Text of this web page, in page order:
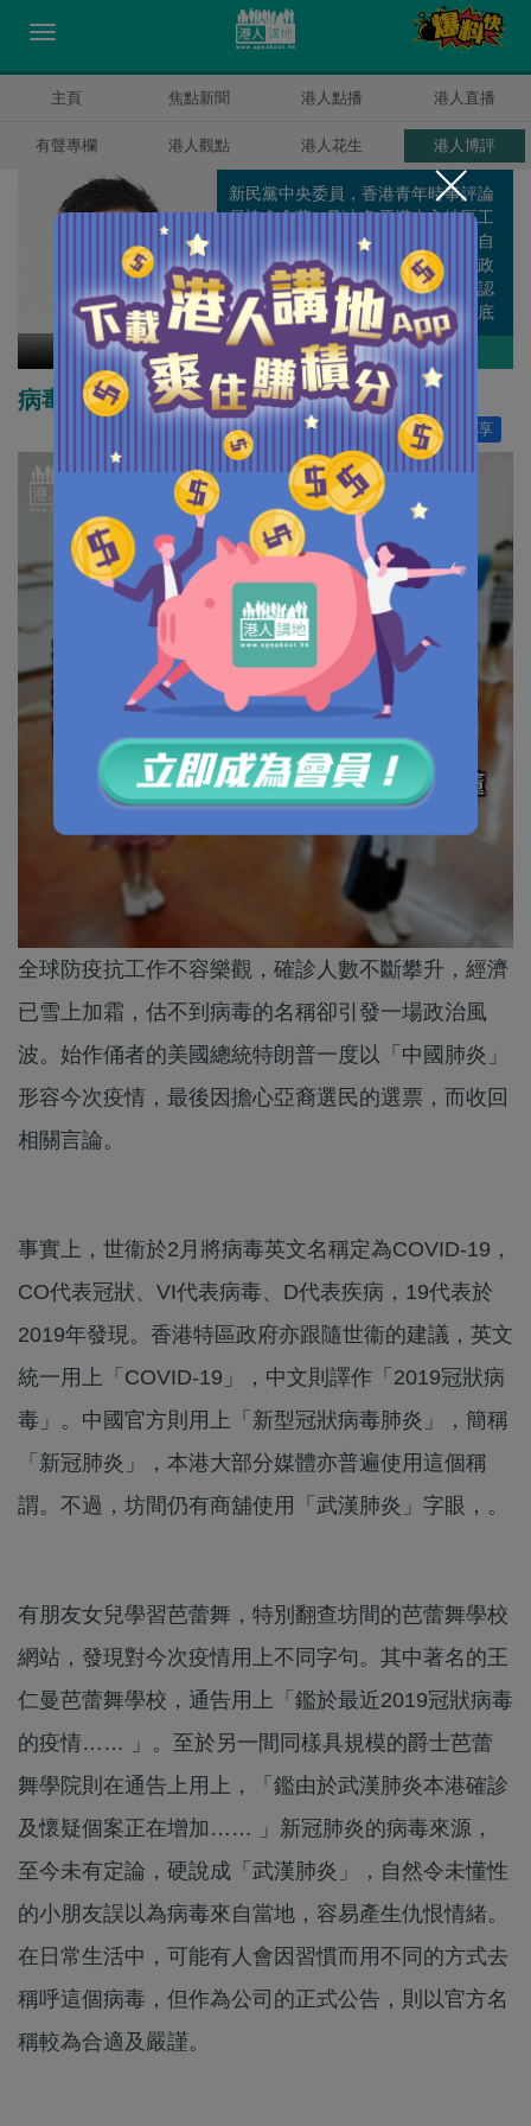
主頁 焦點新聞 港人點播 港人直播
有聲專欄 港人觀點 港人花生 港人博評
甘文鋒
新民黨中央委員，香港青年時事評論
員協會會董。剛由象牙塔走入地區工
作，遊走於理論與現實之間，不知自
己算是離地還是在地，但肯定任何政
策脫離社區都只會變成笑話，如果認
真就輸了，那就用輸家的身份走到底
吧。
作者其他博評
病毒稱謂應追求準確
分享
202
全球防疫抗工作不容樂觀，確診人數不斷攀升，經濟
已雪上加霜，估不到病毒的名稱卻引發一場政治風
波。始作俑者的美國總統特朗普一度以「中國肺炎」
形容今次疫情，最後因擔心亞裔選民的選票，而收回
相關言論。
事實上，世衞於2月將病毒英文名稱定為COVID-19，
CO代表冠狀、VI代表病毒、D代表疾病，19代表於
2019年發現。香港特區政府亦跟隨世衞的建議，英文
統一用上「COVID-19」，中文則譯作「2019冠狀病
毒」。中國官方則用上「新型冠狀病毒肺炎」，簡稱
「新冠肺炎」，本港大部分媒體亦普遍使用這個稱
謂。不過，坊間仍有商舖使用「武漢肺炎」字眼，。
有朋友女兒學習芭蕾舞，特別翻查坊間的芭蕾舞學校
網站，發現對今次疫情用上不同字句。其中著名的王
仁曼芭蕾舞學校，通告用上「鑑於最近2019冠狀病毒
的疫情…… 」。至於另一間同樣具規模的爵士芭蕾
舞學院則在通告上用上，「鑑由於武漢肺炎本港確診
及懷疑個案正在增加…… 」新冠肺炎的病毒來源，
至今未有定論，硬說成「武漢肺炎」，自然令未懂性
的小朋友誤以為病毒來自當地，容易產生仇恨情緒。
在日常生活中，可能有人會因習慣而用不同的方式去
稱呼這個病毒，但作為公司的正式公告，則以官方名
稱較為合適及嚴謹。